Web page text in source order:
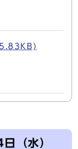
（水）